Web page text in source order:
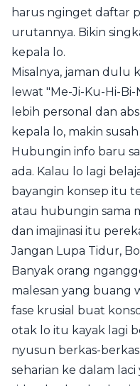
harus nginget daftar
urutannya. Bikin
kepala lo.
Misalnya, jaman dulu
lewat "Me-Ji-Ku-Hi-Bi-
lebih personal dan
kepala lo, makin
Hubungin info baru
ada. Kalau lo lagi
bayangin konsep itu
atau hubungin sama
dan imajinasi itu
Jangan Lupa Tidur,
Banyak orang
malesan yang buang
fase krusial buat
otak lo itu kayak lagi
nyusun berkas-
seharian ke dalam